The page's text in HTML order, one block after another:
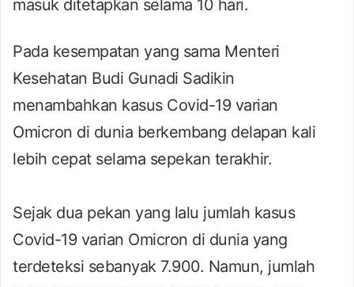
masuk ditetapkan selama 10 hari.
Pada kesempatan yang sama Menteri
Kesehatan Budi Gunadi Sadikin
menambahkan kasus Covid-19 varian
Omicron di dunia berkembang delapan kali
lebih cepat selama sepekan terakhir.
Sejak dua pekan yang lalu jumlah kasus
Covid-19 varian Omicron di dunia yang
terdeteksi sebanyak 7.900. Namun, jumlah